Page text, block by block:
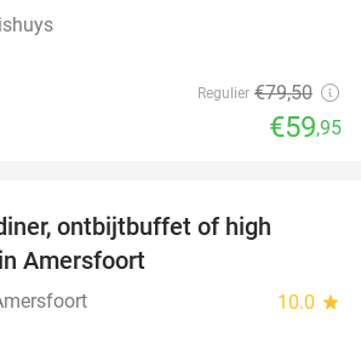
Regulier €79,50
€59,95
ontbijtbuffet of high
Amersfoort
10.0 star